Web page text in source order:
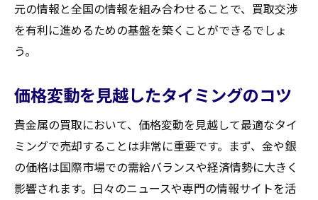
元の情報と全国の情報を組み合わせることで、買取交渉
を有利に進めるための基盤を築くことができるでしょ
う。
価格変動を見越したタイミングのコツ
貴金属の買取において、価格変動を見越して最適なタイ
ミングで売却することは非常に重要です。まず、金や銀
の価格は国際市場での需給バランスや経済情勢に大きく
影響されます。日々のニュースや専門の情報サイトを活